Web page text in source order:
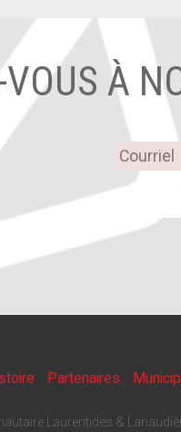
À
Partenaires
Laurentides &